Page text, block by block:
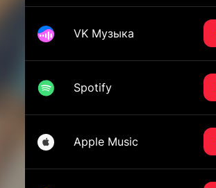
VK Музыка
Spotify
Apple Music